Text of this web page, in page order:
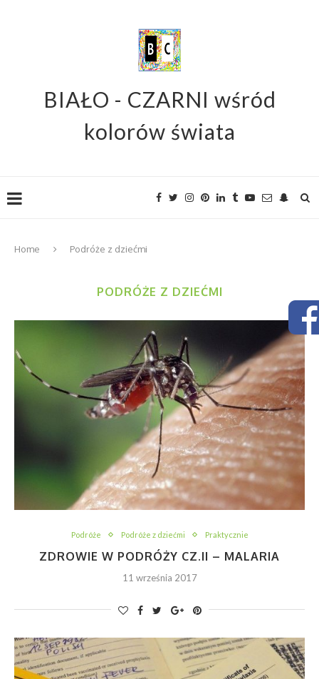
BIAŁO - CZARNI wśród
kolorów świata
Home Podróże z dziećmi
PODRÓŻE Z DZIEĆMI
Podróże Podróże z dziećmi Praktycznie
ZDROWIE W PODRÓŻY CZ.II – MALARIA
11 września 2017